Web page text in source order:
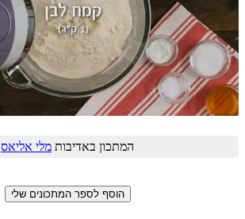
המתכון באדיבות מלי אליאס